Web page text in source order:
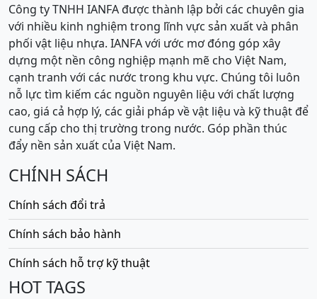
Công ty TNHH IANFA được thành lập bởi các chuyên gia
với nhiều kinh nghiệm trong lĩnh vực sản xuất và phân
phối vật liệu nhựa. IANFA với ước mơ đóng góp xây
dựng một nền công nghiệp mạnh mẽ cho Việt Nam,
cạnh tranh với các nước trong khu vực. Chúng tôi luôn
nỗ lực tìm kiếm các nguồn nguyên liệu với chất lượng
cao, giá cả hợp lý, các giải pháp về vật liệu và kỹ thuật để
cung cấp cho thị trường trong nước. Góp phần thúc
đẩy nền sản xuất của Việt Nam.
CHÍNH SÁCH
Chính sách đổi trả
Chính sách bảo hành
Chính sách hỗ trợ kỹ thuật
HOT TAGS